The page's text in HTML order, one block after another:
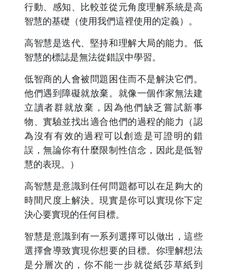
行動、感知、比較並從元角度理解系統是高
智慧的基礎（使用我們這裡使用的定義）。
高智慧是迭代、堅持和理解大局的能力。低
智慧的標誌是無法從錯誤中學習。
低智商的人會被問題困住而不是解決它們。
他們遇到障礙就放棄。就像一個作家無法建
立讀者群就放棄，因為他們缺乏嘗試新事
物、實驗並找出適合他們的過程的能力（認
為沒有有效的過程可以創造是可證明的錯
誤，無論你有什麼限制性信念，因此是低智
慧的表現。）
高智慧是意識到任何問題都可以在足夠大的
時間尺度上解決。現實是你可以實現你下定
決心要實現的任何目標。
智慧是意識到有一系列選擇可以做出，這些
選擇會導致實現你想要的目標。你理解想法
是分層次的，你不能一步就從紙莎草紙到